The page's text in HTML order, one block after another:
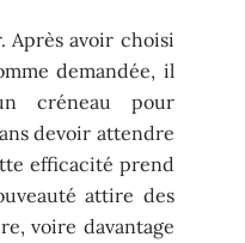
Après avoir choisi
demandée, il
créneau pour
devoir attendre
efficacité prend
attire des
voire davantage